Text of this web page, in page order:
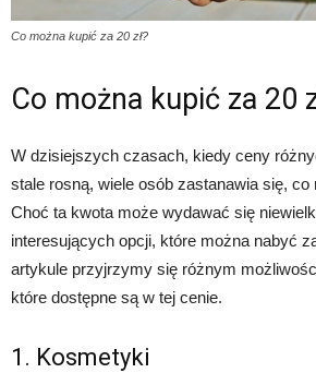
Co można kupić za 20 zł?
Co można kupić za 20
W dzisiejszych czasach, kiedy ceny
stale rosną, wiele osób zastanawia się, co
Choć ta kwota może wydawać się
interesujących opcji, które można nabyć
artykule przyjrzymy się różnym
które dostępne są w tej cenie.
1. Kosmetyki